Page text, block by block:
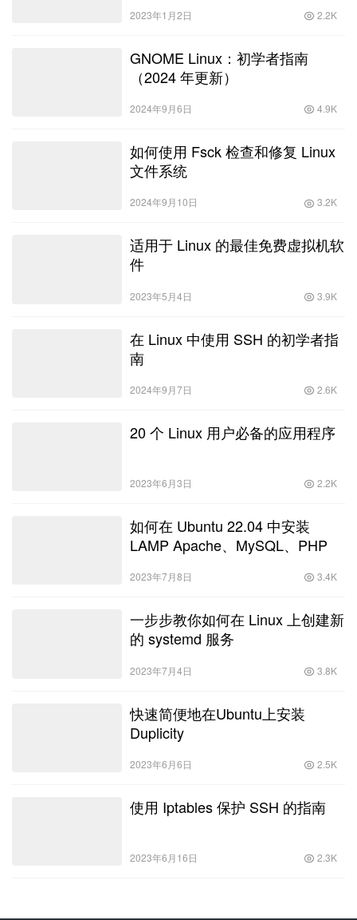
2023年1月2日 2.2K
GNOME Linux：初学者指南
（2024 年更新）
2024年9月6日 4.9K
如何使用 Fsck 检查和修复 Linux
文件系统
2024年9月10日 3.2K
适用于 Linux 的最佳免费虚拟机软
件
2023年5月4日 3.9K
在 Linux 中使用 SSH 的初学者指
南
2024年9月7日 2.6K
20 个 Linux 用户必备的应用程序
2023年6月3日 2.2K
如何在 Ubuntu 22.04 中安装
LAMP Apache、MySQL、PHP
2023年7月8日 3.4K
一步步教你如何在 Linux 上创建新
的 systemd 服务
2023年7月4日 3.8K
快速简便地在Ubuntu上安装
Duplicity
2023年6月6日 2.5K
使用 Iptables 保护 SSH 的指南
2023年6月16日 2.3K